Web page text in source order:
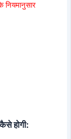
नियमानुसार
होगी: